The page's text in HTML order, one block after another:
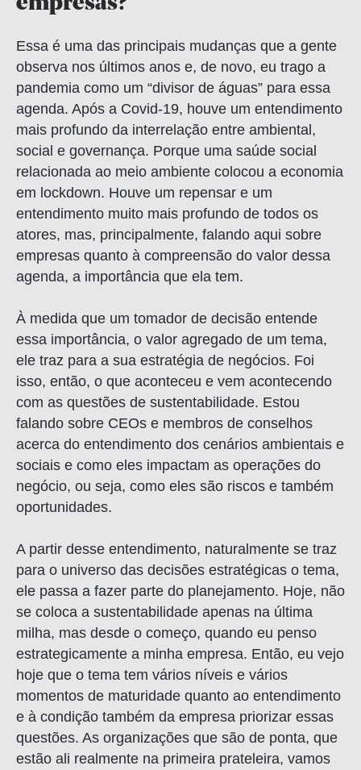
empresas?
Essa é uma das principais mudanças que a gente
observa nos últimos anos e, de novo, eu trago a
pandemia como um “divisor de águas” para essa
agenda. Após a Covid-19, houve um entendimento
mais profundo da interrelação entre ambiental,
social e governança. Porque uma saúde social
relacionada ao meio ambiente colocou a economia
em lockdown. Houve um repensar e um
entendimento muito mais profundo de todos os
atores, mas, principalmente, falando aqui sobre
empresas quanto à compreensão do valor dessa
agenda, a importância que ela tem.
À medida que um tomador de decisão entende
essa importância, o valor agregado de um tema,
ele traz para a sua estratégia de negócios. Foi
isso, então, o que aconteceu e vem acontecendo
com as questões de sustentabilidade. Estou
falando sobre CEOs e membros de conselhos
acerca do entendimento dos cenários ambientais e
sociais e como eles impactam as operações do
negócio, ou seja, como eles são riscos e também
oportunidades.
A partir desse entendimento, naturalmente se traz
para o universo das decisões estratégicas o tema,
ele passa a fazer parte do planejamento. Hoje, não
se coloca a sustentabilidade apenas na última
milha, mas desde o começo, quando eu penso
estrategicamente a minha empresa. Então, eu vejo
hoje que o tema tem vários níveis e vários
momentos de maturidade quanto ao entendimento
e à condição também da empresa priorizar essas
questões. As organizações que são de ponta, que
estão ali realmente na primeira prateleira, vamos